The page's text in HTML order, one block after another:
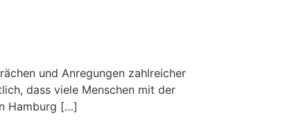
und Anregungen zahlreicher
dass viele Menschen mit der
Hamburg […]